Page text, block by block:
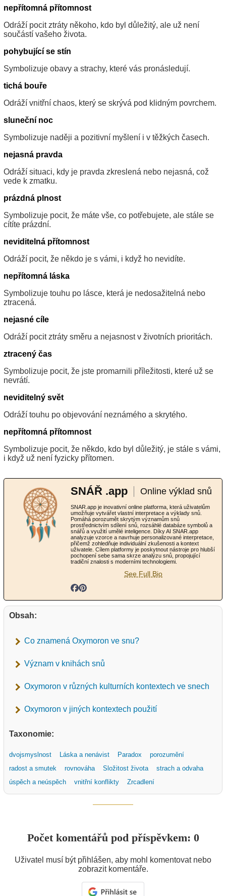
nepřítomná přítomnost
Odráží pocit ztráty někoho, kdo byl důležitý, ale už není
součástí vašeho života.
pohybující se stín
Symbolizuje obavy a strachy, které vás pronásledují.
tichá bouře
Odráží vnitřní chaos, který se skrývá pod klidným povrchem.
sluneční noc
Symbolizuje naději a pozitivní myšlení i v těžkých časech.
nejasná pravda
Odráží situaci, kdy je pravda zkreslená nebo nejasná, což
vede k zmatku.
prázdná plnost
Symbolizuje pocit, že máte vše, co potřebujete, ale stále se
cítíte prázdní.
neviditelná přítomnost
Odráží pocit, že někdo je s vámi, i když ho nevidíte.
nepřítomná láska
Symbolizuje touhu po lásce, která je nedosažitelná nebo
ztracená.
nejasné cíle
Odráží pocit ztráty směru a nejasnost v životních prioritách.
ztracený čas
Symbolizuje pocit, že jste promarnili příležitosti, které už se
nevrátí.
neviditelný svět
Odráží touhu po objevování neznámého a skrytého.
nepřítomná přítomnost
Symbolizuje pocit, že někdo, kdo byl důležitý, je stále s vámi,
i když už není fyzicky přítomen.
SNÁŘ .app Online výklad snů
SNAR.app je inovativní online platforma, která uživatelům
umožňuje vytvářet vlastní interpretace a výklady snů.
Pomáhá porozumět skrytým významům snů
prostřednictvím sdílení snů, rozsáhlé databáze symbolů a
snářů a využití umělé inteligence. Díky AI SNAR.app
analyzuje vzorce a navrhuje personalizované interpretace,
přičemž zohledňuje individuální zkušenosti a kontext
uživatele. Cílem platformy je poskytnout nástroje pro hlubší
pochopení sebe sama skrze analýzu snů, propojující
tradiční znalosti s moderními technologiemi.
See Full Bio
Obsah:
Co znamená Oxymoron ve snu?
Význam v knihách snů
Oxymoron v různých kulturních kontextech ve snech
Oxymoron v jiných kontextech použití
Taxonomie:
dvojsmyslnost Láska a nenávist Paradox
porozumění
radost a smutek
rovnováha Složitost života
strach a odvaha
úspěch a neúspěch
vnitřní konflikty Zrcadlení
Počet komentářů pod příspěvkem: 0
Uživatel musí být přihlášen, aby mohl komentovat nebo
zobrazit komentáře.